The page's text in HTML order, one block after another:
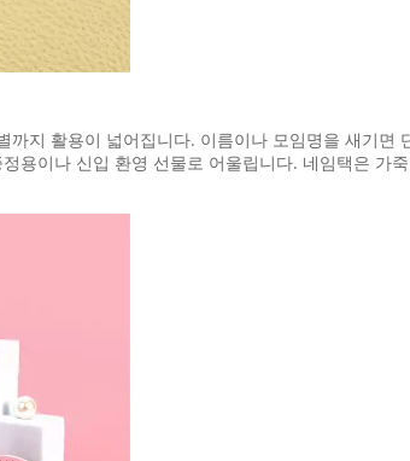
지 활용이 넓어집니다. 이름이나 모임명을 새기면
용이나 신입 환영 선물로 어울립니다. 네임택은 가